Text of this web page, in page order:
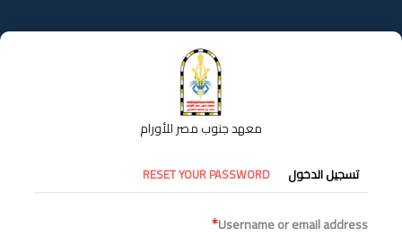
إلى
المحتوى
معهد جنوب مصر للأورام
التبويبات
الأساسية
تسجيل الدخول RESET YOUR PASSWORD
Username or email address